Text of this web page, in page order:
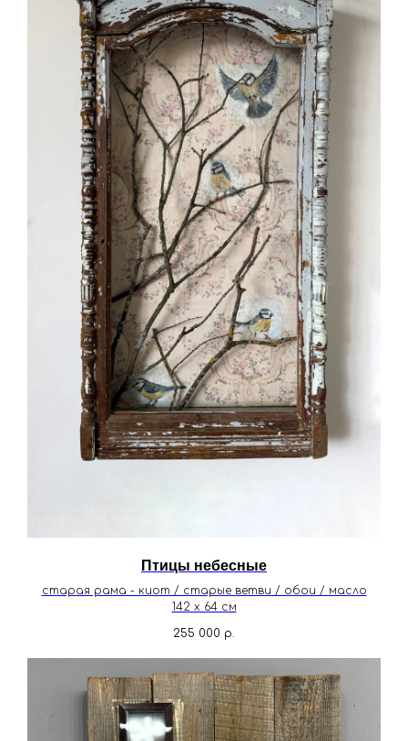
Птицы небесные
старая рама - киот / старые ветви / обои / масло
142 х 64 см
255 000 р.